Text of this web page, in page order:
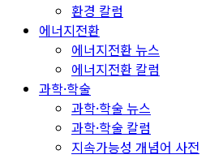
환경 칼럼
에너지전환
에너지전환 뉴스
에너지전환 칼럼
과학·학술
과학·학술 뉴스
과학·학술 칼럼
지속가능성 개념어 사전